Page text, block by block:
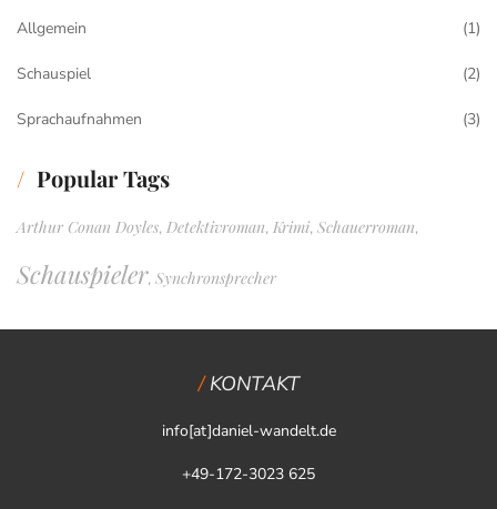
Allgemein (1)
Schauspiel (2)
Sprachaufnahmen (3)
Popular Tags
Arthur Conan Doyles, Detektivroman, Krimi, Schauerroman,
Schauspieler, Synchronsprecher
KONTAKT
info[at]daniel-wandelt.de
+49-172-3023 625